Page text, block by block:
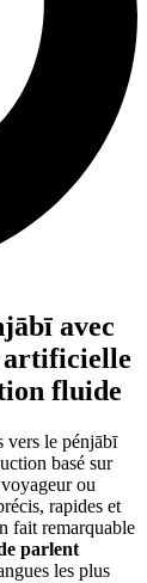
avec
artificielle
fluide
vers le pénjābī
basé sur
ou
rapides et
fait remarquable
parlent
les plus